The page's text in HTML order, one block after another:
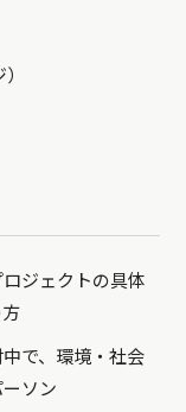
ジェクトの具体
で、環境・社会
ソン